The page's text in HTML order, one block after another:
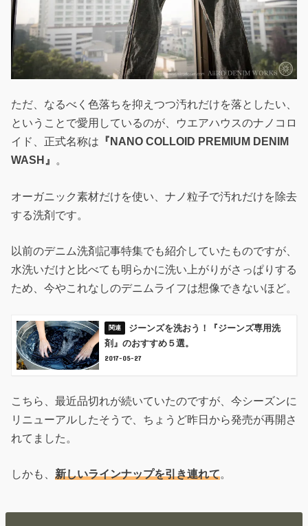
ただ、なるべく色落ちを抑えつつ汚れだけを落としたい、
ということで愛用しているのが、ウエアハウスのナノコロ
イド、正式名称は 『NANO COLLOID PREMIUM DENIM
WASH』
。
オーガニック素材だけを使い、ナノ粒子で汚れだけを除去
する洗剤です。
以前のデニム洗剤記事特集でも紹介していたものですが、
水洗いだけと比べても明らかに洗い上がりがさっぱりする
ため、今やこれなしのデニムライフは想像できないほど。
ジーンズを洗おう！『ジーンズ専用洗
剤』のおすすめ５選。
2017-05-27
こちら、最近品切れが続いていたのですが、今シーズンに
リニューアルしたそうで、ちょうど昨日から発売が再開さ
れてました。
しかも、 新しいラインナップを引き連れて。